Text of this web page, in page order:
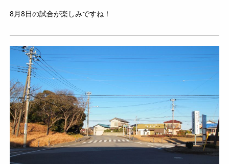
8月8日の試合が楽しみですね！